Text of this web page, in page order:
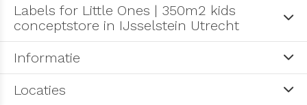
Labels for Little Ones | 350m2 kids
conceptstore in IJsselstein Utrecht
Informatie
Locaties